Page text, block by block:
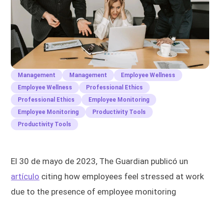
Management Management
Employee Wellness
Employee Wellness
Professional Ethics
Professional Ethics
Employee Monitoring
Employee Monitoring
Productivity Tools
Productivity Tools
El 30 de mayo de 2023, The Guardian publicó un
artículo citing how employees feel stressed at work
due to the presence of employee monitoring